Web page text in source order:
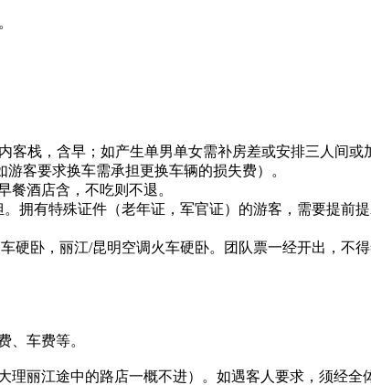
栈，含早；如产生单男单女需补房差或安排三人间或
客要求换车需承担更换车辆的损失费）。
餐酒店含，不吃则不退。
拥有特殊证件（老年证，军官证）的游客，需要提前
硬卧，丽江/昆明空调火车硬卧。团队票一经开出，不
、车费等。
丽江途中的路店一概不进）。如遇客人要求，须经